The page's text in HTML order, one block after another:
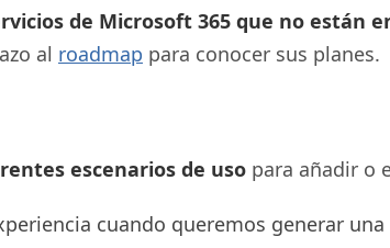
de Microsoft 365 que no están
al roadmap para conocer sus planes.
escenarios de uso para añadir o
cuando queremos generar